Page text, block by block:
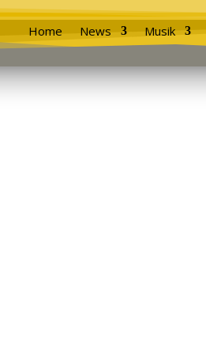
Home News Musik